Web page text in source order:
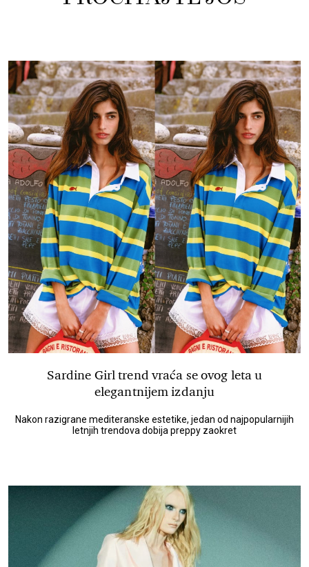
Sardine Girl trend vraća se ovog leta u
elegantnijem izdanju
Nakon razigrane mediteranske estetike, jedan od najpopularnijih
letnjih trendova dobija preppy zaokret